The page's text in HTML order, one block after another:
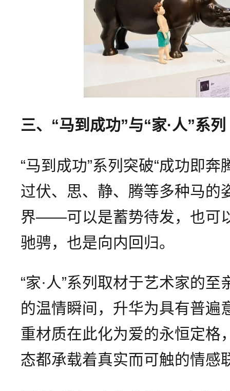
三、“马到成功”与“家·人”系列
“马到成功”系列突破“成功即
过伏、思、静、腾等多种马的
界——可以是蓄势待发，也可
驰骋，也是向内回归。
“家·人”系列取材于艺术家的
的温情瞬间，升华为具有普遍
重材质在此化为爱的永恒定格
态都承载着真实而可触的情感